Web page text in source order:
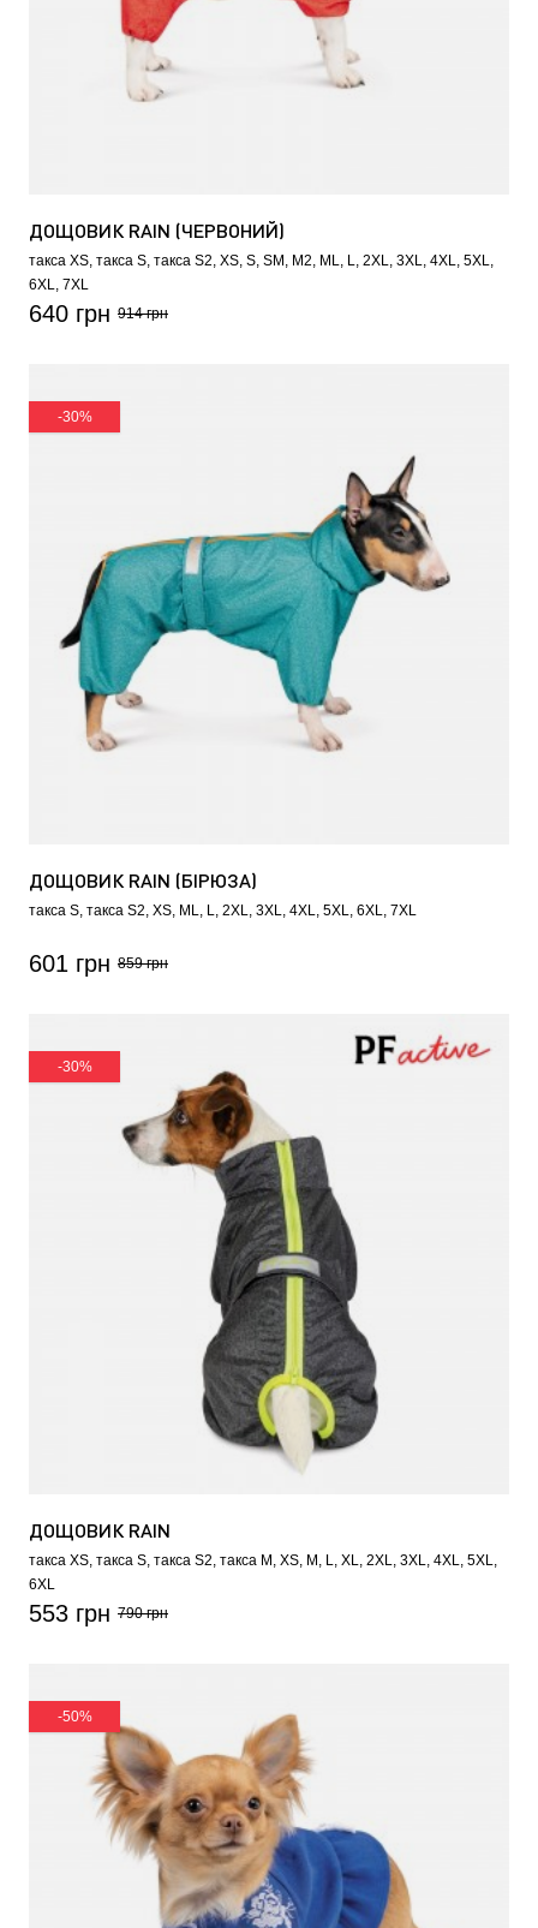
ДОЩОВИК RAIN (ЧЕРВОНИЙ)
такса XS такса S такса S2 XS S SM M2 ML L 2XL 3XL 4XL 5XL
6XL 7XL
640 грн 914 грн
-30%
ДОЩОВИК RAIN (БІРЮЗА)
такса S такса S2 XS ML L 2XL 3XL 4XL 5XL 6XL 7XL
601 грн 859 грн
-30%
ДОЩОВИК RAIN
такса XS такса S такса S2 такса M XS M L XL 2XL 3XL 4XL 5XL
6XL
553 грн 790 грн
-50%